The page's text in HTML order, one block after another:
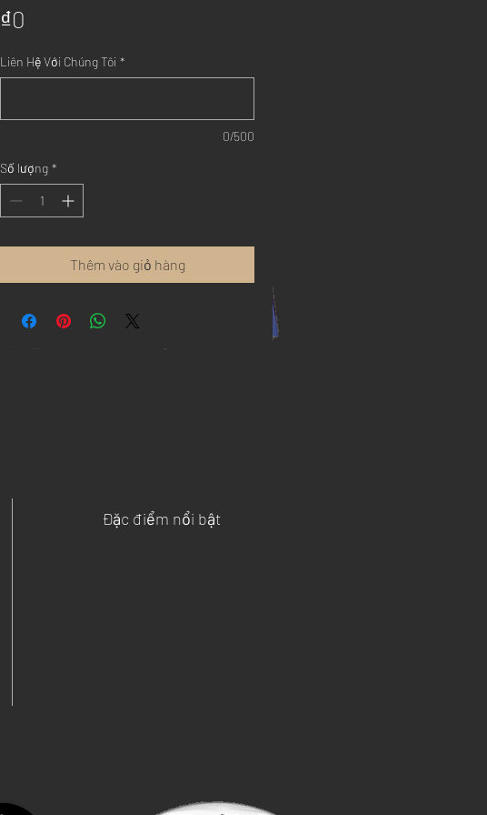
₫0
Liên Hệ Với Chúng Tôi *
0/500
Số lượng *
Thêm vào giỏ hàng
Đặc điểm nổi bật